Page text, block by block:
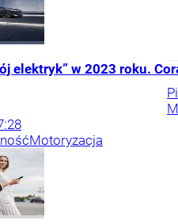
elektryk” w 2023 roku.
Motoryzacja